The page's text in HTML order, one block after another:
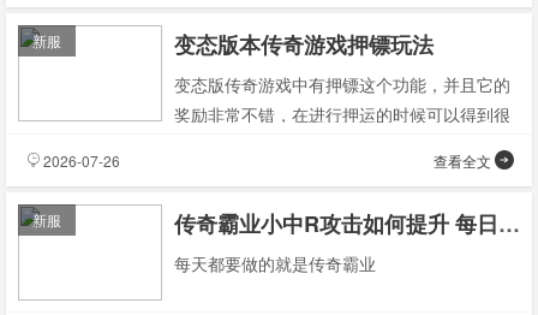
变态版本传奇游戏押镖玩法
变态版传奇游戏中有押镖这个功能，并且它的
奖励非常不错，在进行押运的时候可以得到很
新服
查看全文
2026-07-26
传奇霸业小中R攻击如何提升 每日必做篇
每天都要做的就是传奇霸业
新服